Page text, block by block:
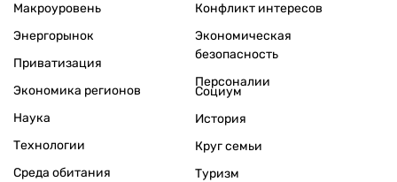
Макроуровень
Энергорынок
Приватизация
Экономика регионов
Конфликт интересов
Экономическая
безопасность
Персоналии
Наука
Технологии
Среда обитания
Социум
История
Круг семьи
Туризм